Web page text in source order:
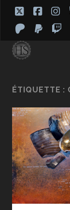
twitter
patreon
paypal
ÉTIQUETTE :